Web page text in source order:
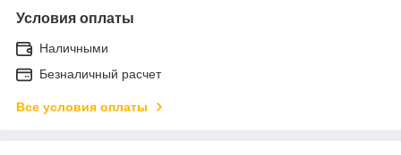
Условия оплаты
Наличными
Безналичный расчет
Все условия оплаты